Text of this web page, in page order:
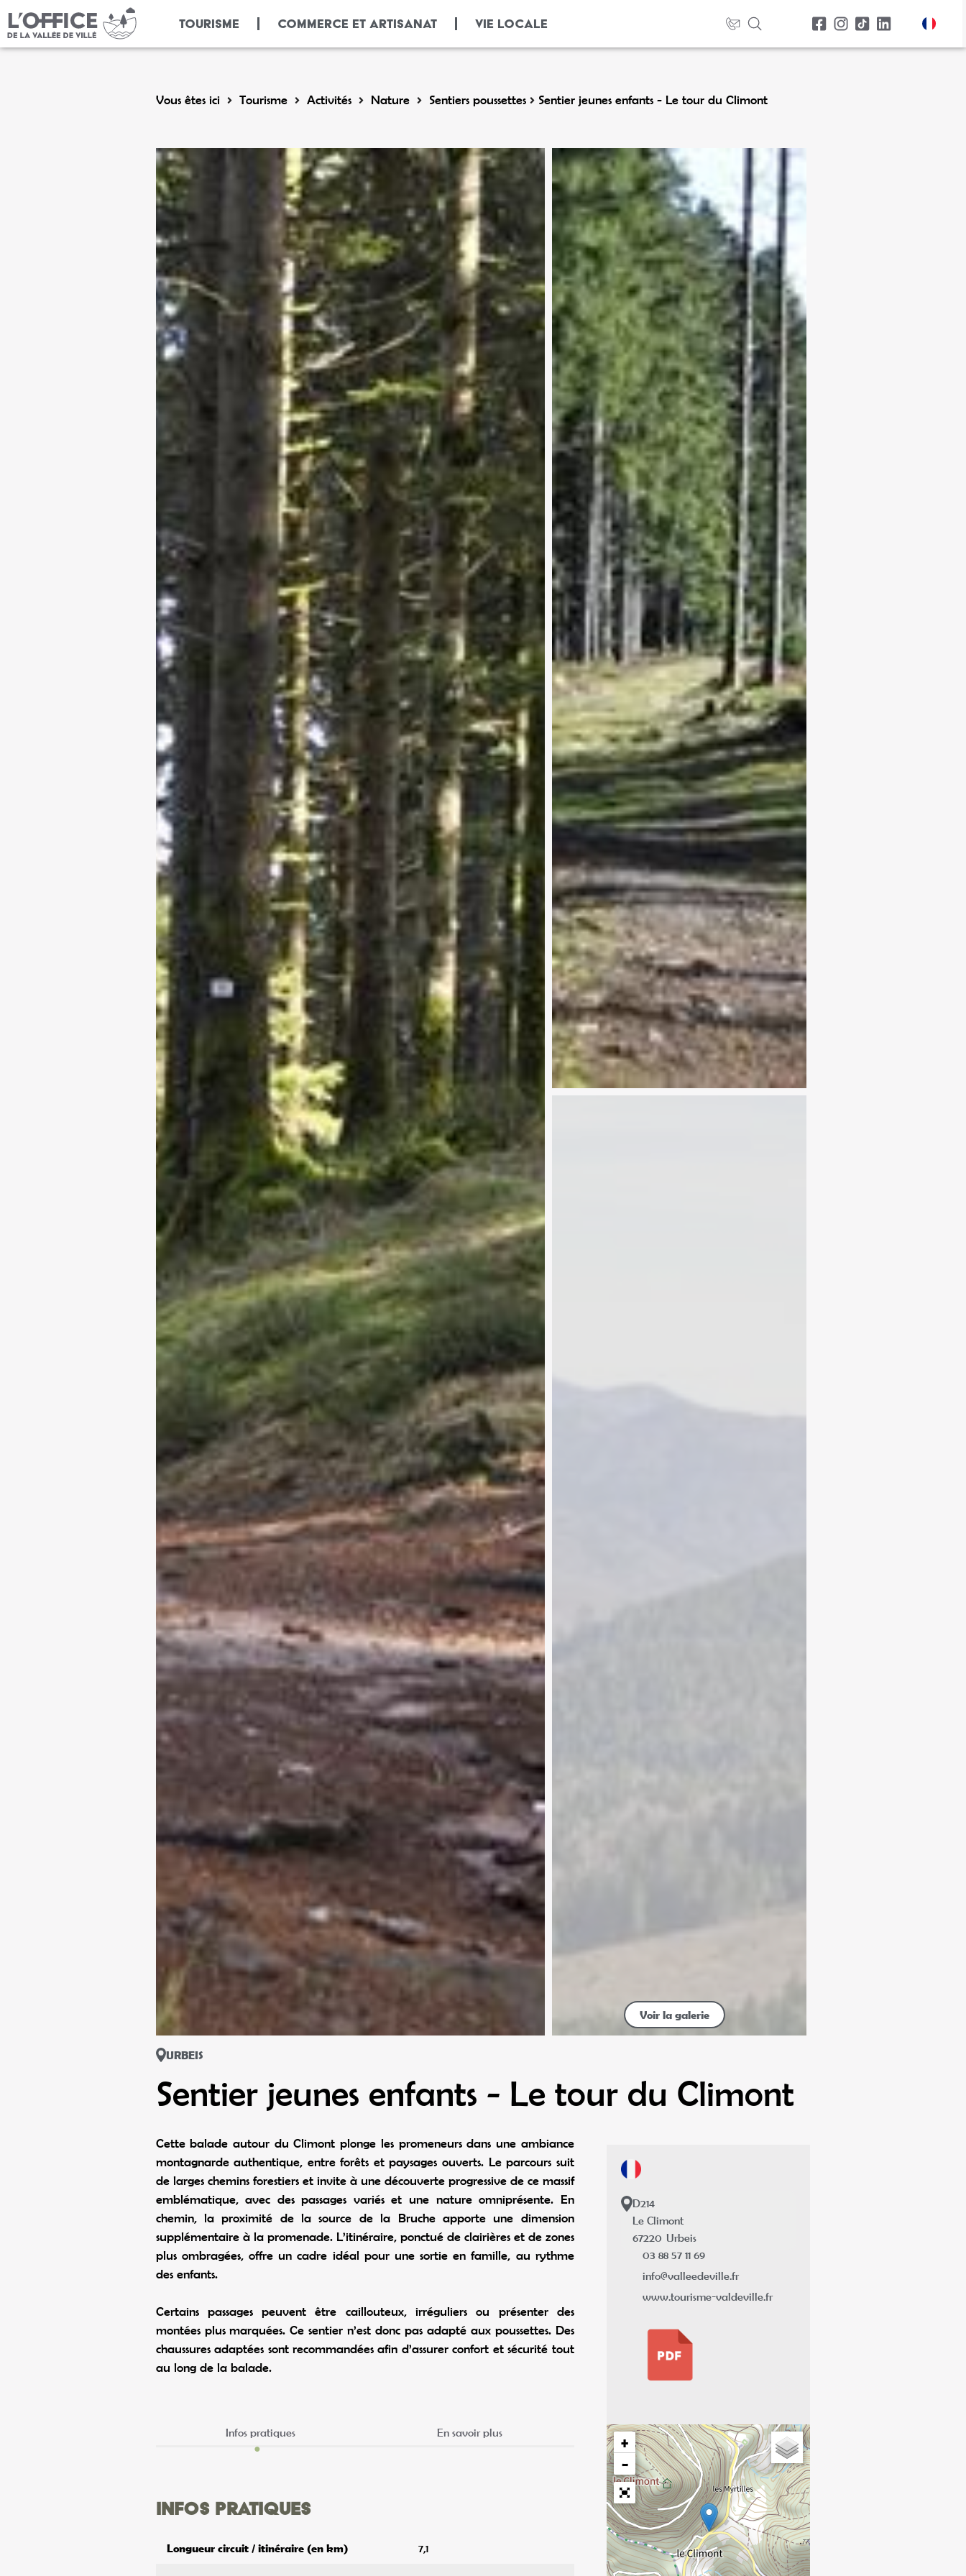
TOURISME COMMERCE ET ARTISANAT VIE LOCALE
Vous êtes ici Tourisme Activités Nature Sentiers poussettes Sentier jeunes enfants - Le tour du Climont
Voir la galerie
URBEIS
Sentier jeunes enfants - Le tour du Climont
Cette balade autour du Climont plonge les promeneurs dans une ambiance
montagnarde authentique, entre forêts et paysages ouverts. Le parcours suit
de larges chemins forestiers et invite à une découverte progressive de ce massif
emblématique, avec des passages variés et une nature omniprésente. En
chemin, la proximité de la source de la Bruche apporte une dimension
supplémentaire à la promenade. L’itinéraire, ponctué de clairières et de zones
plus ombragées, offre un cadre idéal pour une sortie en famille, au rythme
des enfants.
Certains passages peuvent être caillouteux, irréguliers ou présenter des
montées plus marquées. Ce sentier n’est donc pas adapté aux poussettes. Des
chaussures adaptées sont recommandées afin d’assurer confort et sécurité tout
au long de la balade.
Infos pratiques En savoir plus
Infos pratiques
Longueur circuit / itinéraire (en km) 7,1
D214
Le Climont
67220 Urbeis
03 88 57 11 69
info@valleedeville.fr
www.tourisme-valdeville.fr
+
−
Panneau de gestion des cookies